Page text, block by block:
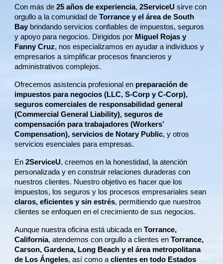
Con más de25 años de experiencia,2ServiceU sirve con
orgullo a la comunidad deTorrance y el área de South
Baybrindando servicios confiables de impuestos, seguros
y apoyo para negocios. Dirigidos por Miguel Rojas y
Fanny Cruz, nos especializamos en ayudar a individuos y
empresarios a simplificar procesos financieros y
administrativos complejos.
Ofrecemos asistencia profesional en preparación de
impuestos para negocios (LLC, S-Corp y C-Corp),
seguros comerciales de responsabilidad general
(Commercial General Liability), seguros de
compensación para trabajadores (Workers’
Compensation), servicios de Notary Public, y otros
servicios esenciales para empresas.
En2ServiceU, creemos en la honestidad, la atención
personalizada y en construir relaciones duraderas con
nuestros clientes. Nuestro objetivo es hacer que los
impuestos, los seguros y los procesos empresariales sean
claros, eficientes y sin estrés, permitiendo que nuestros
clientes se enfoquen en el crecimiento de sus negocios.
Aunque nuestra oficina está ubicada enTorrance,
California, atendemos con orgullo a clientes enTorrance,
Carson, Gardena, Long Beach y el área metropolitana
de Los Ángeles, así como aclientes en todo Estados